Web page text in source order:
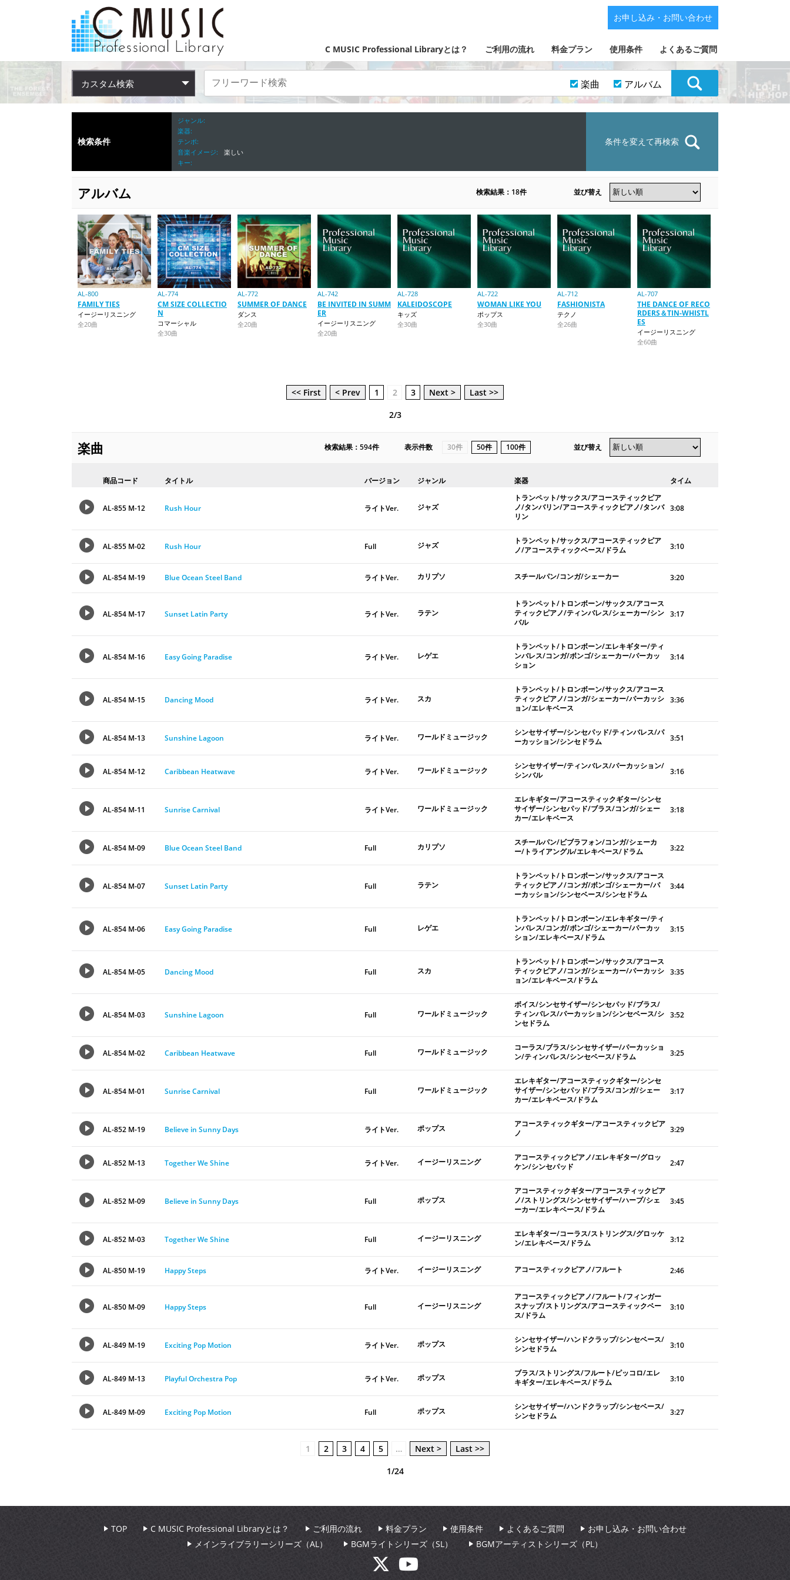
C MUSIC Professional Libraryとは？ ご利用の流れ 料金プラン 使用条件 よくあるご質問
お申し込み・お問い合わせ
カスタム検索 楽曲 アルバム
検索条件
ジャンル
楽器
テンポ
音楽イメージ
楽しい
キー
条件を変えて再検索
アルバム 検索結果：18件 並び替え
AL-800
FAMILY TIES
イージーリスニング
全20曲
AL-774
CM SIZE COLLECTIO
N
コマーシャル
全30曲
AL-772
SUMMER OF DANCE
ダンス
全20曲
AL-742
BE INVITED IN SUMM
ER
イージーリスニング
全20曲
AL-728
KALEIDOSCOPE
キッズ
全30曲
AL-722
WOMAN LIKE YOU
ポップス
全30曲
AL-712
FASHIONISTA
テクノ
全26曲
AL-707
THE DANCE OF RECO
RDERS＆TIN-WHISTL
ES
イージーリスニング
全60曲
<< First < Prev 1 2 3 Next >
Last >>
2/3
楽曲 検索結果：594件 表示件数 30件 50件 100件 並び替え
商品コード タイトル バージョン ジャンル 楽器 タイム
AL-855 M-12 Rush Hour ライトVer. ジャズ
トランペット/サックス/アコースティックピア
ノ/タンバリン/アコースティックピアノ/タンバ
リン
3:08
AL-855 M-02 Rush Hour Full ジャズ
トランペット/サックス/アコースティックピア
ノ/アコースティックベース/ドラム
3:10
AL-854 M-19 Blue Ocean Steel Band ライトVer. カリプソ スチールパン/コンガ/シェーカー 3:20
AL-854 M-17 Sunset Latin Party ライトVer. ラテン
トランペット/トロンボーン/サックス/アコース
ティックピアノ/ティンバレス/シェーカー/シン
バル
3:17
AL-854 M-16 Easy Going Paradise ライトVer. レゲエ
トランペット/トロンボーン/エレキギター/ティ
ンバレス/コンガ/ボンゴ/シェーカー/パーカッ
ション
3:14
AL-854 M-15 Dancing Mood ライトVer. スカ
トランペット/トロンボーン/サックス/アコース
ティックピアノ/コンガ/シェーカー/パーカッシ
ョン/エレキベース
3:36
AL-854 M-13 Sunshine Lagoon ライトVer. ワールドミュージック
シンセサイザー/シンセパッド/ティンバレス/パ
ーカッション/シンセドラム
3:51
AL-854 M-12 Caribbean Heatwave ライトVer. ワールドミュージック
シンセサイザー/ティンバレス/パーカッション/
シンバル
3:16
AL-854 M-11 Sunrise Carnival ライトVer. ワールドミュージック
エレキギター/アコースティックギター/シンセ
サイザー/シンセパッド/ブラス/コンガ/シェー
カー/エレキベース
3:18
AL-854 M-09 Blue Ocean Steel Band Full カリプソ
スチールパン/ビブラフォン/コンガ/シェーカ
ー/トライアングル/エレキベース/ドラム
3:22
AL-854 M-07 Sunset Latin Party Full ラテン
トランペット/トロンボーン/サックス/アコース
ティックピアノ/コンガ/ボンゴ/シェーカー/パ
ーカッション/シンセベース/シンセドラム
3:44
AL-854 M-06 Easy Going Paradise Full レゲエ
トランペット/トロンボーン/エレキギター/ティ
ンバレス/コンガ/ボンゴ/シェーカー/パーカッ
ション/エレキベース/ドラム
3:15
AL-854 M-05 Dancing Mood Full スカ
トランペット/トロンボーン/サックス/アコース
ティックピアノ/コンガ/シェーカー/パーカッシ
ョン/エレキベース/ドラム
3:35
AL-854 M-03 Sunshine Lagoon Full ワールドミュージック
ボイス/シンセサイザー/シンセパッド/ブラス/
ティンバレス/パーカッション/シンセベース/シ
ンセドラム
3:52
AL-854 M-02 Caribbean Heatwave Full ワールドミュージック
コーラス/ブラス/シンセサイザー/パーカッショ
ン/ティンバレス/シンセベース/ドラム
3:25
AL-854 M-01 Sunrise Carnival Full ワールドミュージック
エレキギター/アコースティックギター/シンセ
サイザー/シンセパッド/ブラス/コンガ/シェー
カー/エレキベース/ドラム
3:17
AL-852 M-19 Believe in Sunny Days ライトVer. ポップス
アコースティックギター/アコースティックピア
ノ
3:29
AL-852 M-13 Together We Shine ライトVer. イージーリスニング
アコースティックピアノ/エレキギター/グロッ
ケン/シンセパッド
2:47
AL-852 M-09 Believe in Sunny Days Full ポップス
アコースティックギター/アコースティックピア
ノ/ストリングス/シンセサイザー/ハープ/シェ
ーカー/エレキベース/ドラム
3:45
AL-852 M-03 Together We Shine Full イージーリスニング
エレキギター/コーラス/ストリングス/グロッケ
ン/エレキベース/ドラム
3:12
AL-850 M-19 Happy Steps ライトVer. イージーリスニング アコースティックピアノ/フルート 2:46
AL-850 M-09 Happy Steps Full イージーリスニング
アコースティックピアノ/フルート/フィンガー
スナップ/ストリングス/アコースティックベー
ス/ドラム
3:10
AL-849 M-19 Exciting Pop Motion ライトVer. ポップス
シンセサイザー/ハンドクラップ/シンセベース/
シンセドラム
3:10
AL-849 M-13 Playful Orchestra Pop ライトVer. ポップス
ブラス/ストリングス/フルート/ピッコロ/エレ
キギター/エレキベース/ドラム
3:10
AL-849 M-09 Exciting Pop Motion Full ポップス
シンセサイザー/ハンドクラップ/シンセベース/
シンセドラム
3:27
1 2 3 4 5 … Next >
Last >>
1/24
TOP C MUSIC Professional Libraryとは？ ご利用の流れ 料金プラン 使用条件 よくあるご質問
お申し込み・お問い合わせ
メインライブラリーシリーズ（AL）
BGMライトシリーズ（SL） BGMアーティストシリーズ（PL）